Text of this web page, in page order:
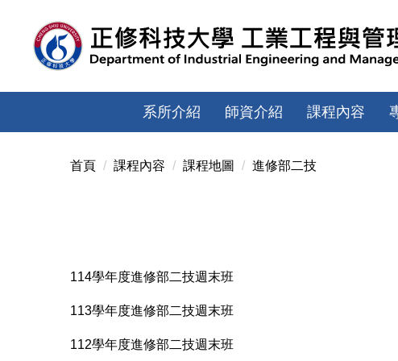
內
系所介紹 師資介紹 課程內容
首頁 課程內容 課程地圖 進修部二技
114學年度進修部二技週末班
113學年度進修部二技週末班
112學年度進修部二技週末班